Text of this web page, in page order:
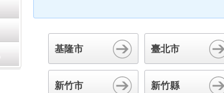
基隆市 臺北市
新竹市 新竹縣